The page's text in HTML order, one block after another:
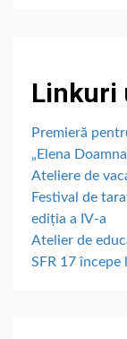
Linkuri
Premieră
„Elena
Ateliere de
Festival de
ediția a IV-a
Atelier de
SFR 17